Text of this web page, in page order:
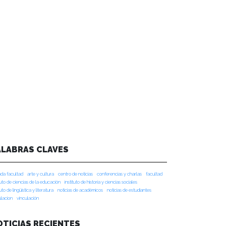
CLAVES
facultad arte y cultura centro de noticias conferencias y charlas
facultad
de ciencias de la educación
instituto de historia y ciencias sociales
de lingüística y literatura
noticias de académicos
noticias de estudiantes
vinculación
RECIENTES